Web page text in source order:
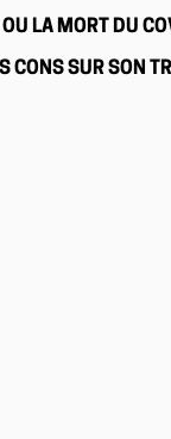
LA MORT DU
CONS SUR SON